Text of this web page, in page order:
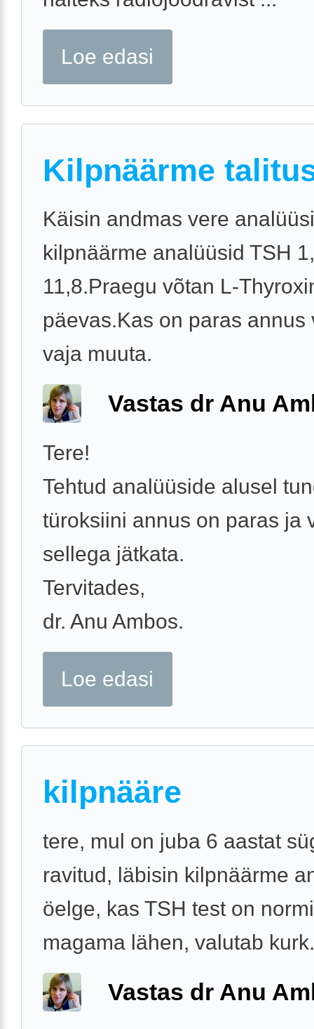
Loe edasi
Kilpnäärme
Käisin andmas vere
kilpnäärme analüüsid TSH
11,8.Praegu võtan L-
päevas.Kas on paras annus
vaja muuta.
Vastas dr Anu
Tere!
Tehtud analüüside alusel
türoksiini annus on paras ja
sellega jätkata.
Tervitades,
dr. Anu Ambos.
Loe edasi
kilpnääre
tere, mul on juba 6 aastat
ravitud, läbisin kilpnäärme
öelge, kas TSH test on
magama lähen, valutab kurk.
Vastas dr Anu